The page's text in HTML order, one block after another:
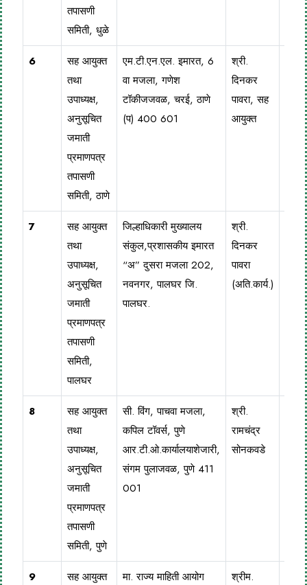
तपासणी
समिती, धुळे
6
सह आयुक्त
तथा
उपाध्यक्ष,
अनुसूचित
जमाती
प्रमाणपत्र
तपासणी
समिती, ठाणे
एम.टी.एन.एल. इमारत, 6
वा मजला, गणेश
टॉकीजजवळ, चरई, ठाणे
(प) 400 601
श्री.
दिनकर
पावरा, सह
आयुक्त
7
सह आयुक्त
तथा
उपाध्यक्ष,
अनुसूचित
जमाती
प्रमाणपत्र
तपासणी
समिती,
पालघर
जिल्हाधिकारी मुख्यालय
संकुल,प्रशासकीय इमारत
“अ” दुसरा मजला 202,
नवनगर, पालघर जि.
पालघर.
श्री.
दिनकर
पावरा
(अति.कार्य.)
8
सह आयुक्त
तथा
उपाध्यक्ष,
अनुसूचित
जमाती
प्रमाणपत्र
तपासणी
समिती, पुणे
सी. विंग, पाचवा मजला,
कपिल टॉवर्स, पुणे
आर.टी.ओ.कार्यालयाशेजारी,
संगम पुलाजवळ, पुणे 411
001
श्री.
रामचंद्र
सोनकवडे
9
सह आयुक्त
मा. राज्य माहिती आयोग
श्रीम.